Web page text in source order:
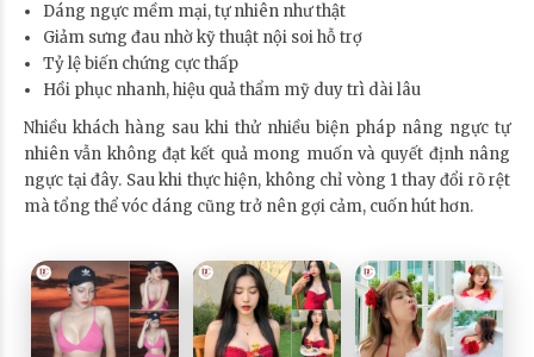
Dáng ngực mềm mại, tự nhiên như thật
Giảm sưng đau nhờ kỹ thuật nội soi hỗ trợ
Tỷ lệ biến chứng cực thấp
Hồi phục nhanh, hiệu quả thẩm mỹ duy trì dài lâu
Nhiều khách hàng sau khi thử nhiều biện pháp nâng ngực tự
nhiên vẫn không đạt kết quả mong muốn và quyết định nâng
ngực tại đây. Sau khi thực hiện, không chỉ vòng 1 thay đổi rõ rệt
mà tổng thể vóc dáng cũng trở nên gợi cảm, cuốn hút hơn.